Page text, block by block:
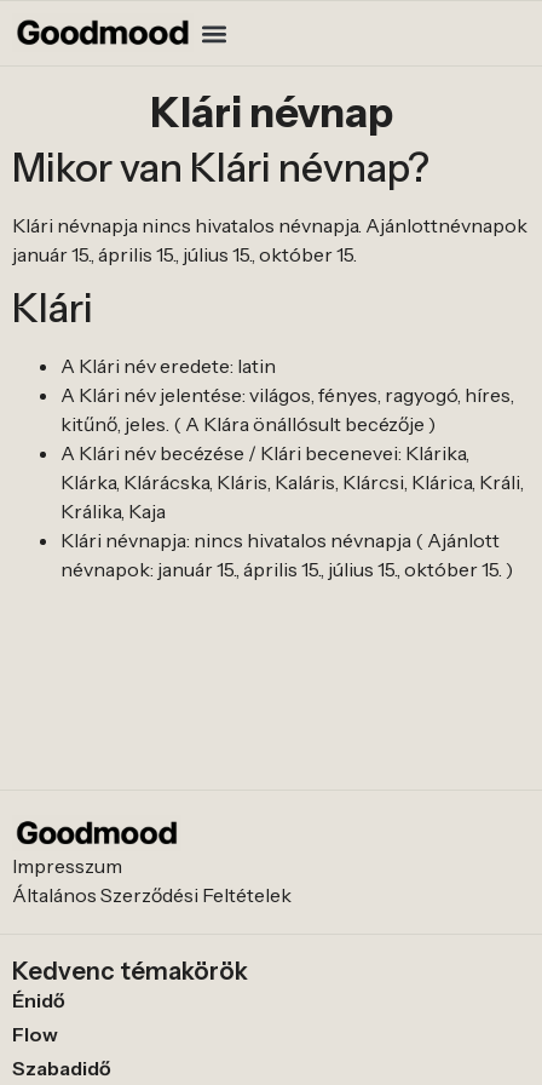
Klári névnap
Mikor van Klári névnap?
Klári névnapja nincs hivatalos névnapja. Ajánlottnévnapok
január 15., április 15., július 15., október 15.
Klári
A Klári név eredete: latin
A Klári név jelentése: világos, fényes, ragyogó, híres,
kitűnő, jeles. ( A Klára önállósult becézője )
A Klári név becézése / Klári becenevei: Klárika,
Klárka, Klárácska, Kláris, Kaláris, Klárcsi, Klárica, Králi,
Králika, Kaja
Klári névnapja: nincs hivatalos névnapja ( Ajánlott
névnapok: január 15., április 15., július 15., október 15. )
Impresszum
Általános Szerződési Feltételek
Kedvenc témakörök
Énidő
Flow
Szabadidő